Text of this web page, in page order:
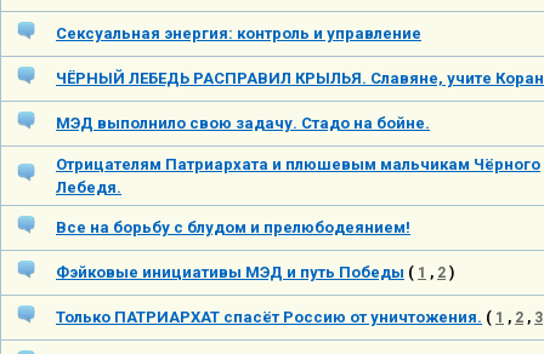
Сексуальная энергия: контроль и управление
ЧЁРНЫЙ ЛЕБЕДЬ РАСПРАВИЛ КРЫЛЬЯ. Славяне, учите
МЭД выполнило свою задачу. Стадо на бойне.
Отрицателям Патриархата и плюшевым мальчикам Чёрного
Лебедя.
Все на борьбу с блудом и прелюбодеянием!
Фэйковые инициативы МЭД и путь Победы ( 1 , 2 )
Только ПАТРИАРХАТ спасёт Россию от уничтожения. ( 1 , 2 , 3